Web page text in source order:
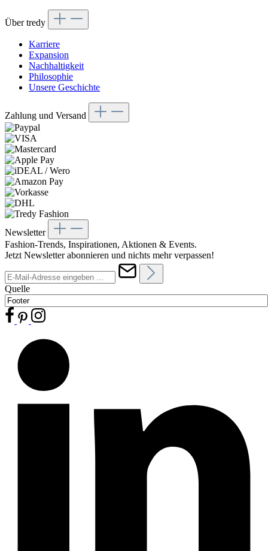
Über tredy
Karriere
Expansion
Nachhaltigkeit
Philosophie
Unsere Geschichte
Zahlung und Versand
Newsletter
Fashion-Trends, Inspirationen, Aktionen & Events.
Jetzt Newsletter abonnieren und nichts mehr verpassen!
Quelle